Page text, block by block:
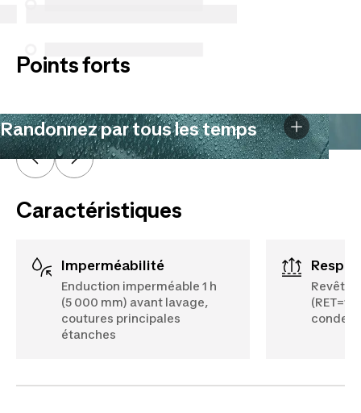
Points forts
Randonnez par tous les temps
Caractéristiques
Imperméabilité
Enduction imperméable 1 h
(5 000 mm) avant lavage,
coutures principales
étanches